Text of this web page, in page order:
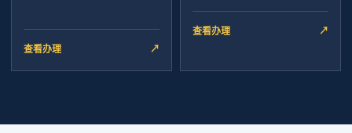
查看办理 ↗
查看办理 ↗